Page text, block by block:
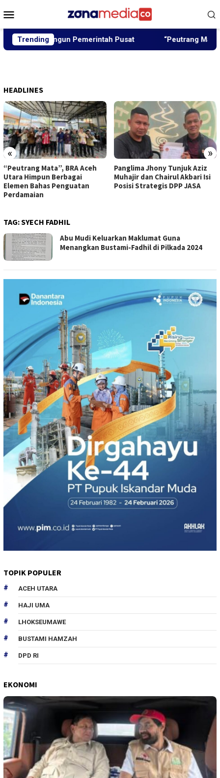
ke
Mobile
Trending
Dibangun Pemerintah Pusat “Peutrang Mata”,
HEADLINES
« »
“Peutrang Mata”, BRA Aceh
Utara Himpun Berbagai
Elemen Bahas Penguatan
Perdamaian
Panglima Jhony Tunjuk Aziz
Muhajir dan Chairul Akbari Isi
Posisi Strategis DPP JASA
TAG:SYECH FADHIL
Abu Mudi Keluarkan Maklumat Guna
Menangkan Bustami-Fadhil di Pilkada 2024
TOPIK POPULER
ACEH UTARA
HAJI UMA
LHOKSEUMAWE
BUSTAMI HAMZAH
DPD RI
EKONOMI